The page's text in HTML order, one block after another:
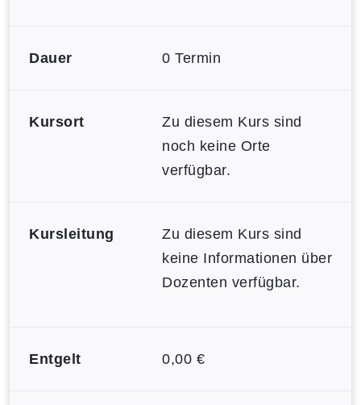
Dauer 0 Termin
Kursort
Zu diesem Kurs sind
noch keine Orte
verfügbar.
Kursleitung
Zu diesem Kurs sind
keine Informationen über
Dozenten verfügbar.
Entgelt 0,00 €